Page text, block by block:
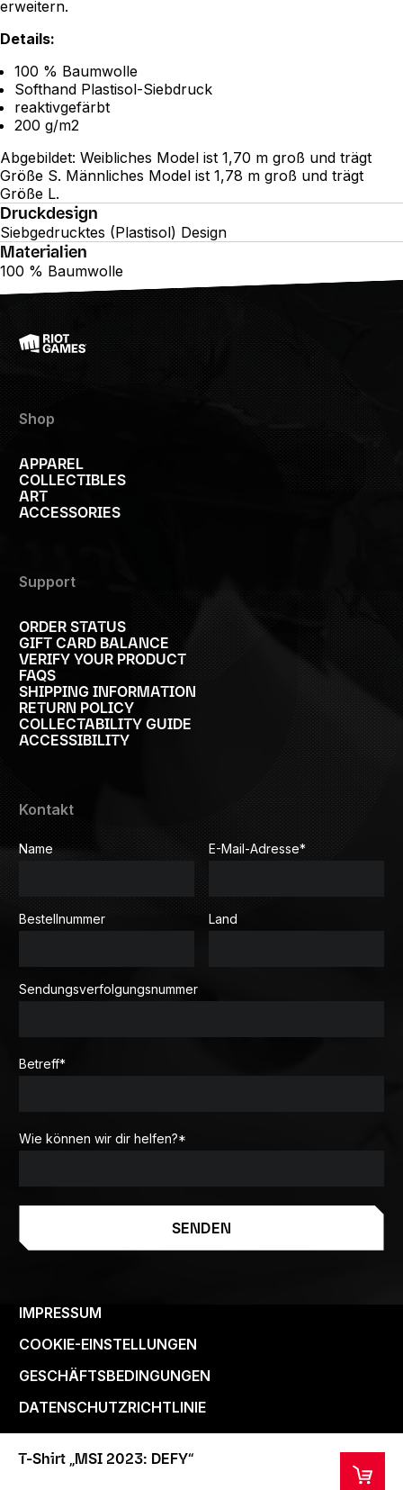
T-Shirt „MSI 2023: DEFY“
erweitern.
Details:
100 % Baumwolle
Softhand Plastisol-Siebdruck
reaktivgefärbt
200 g/m2
Abgebildet: Weibliches Model ist 1,70 m groß und trägt
Größe S. Männliches Model ist 1,78 m groß und trägt
Größe L.
Druckdesign
Siebgedrucktes (Plastisol) Design
Materialien
100 % Baumwolle
Shop
APPAREL
COLLECTIBLES
ART
ACCESSORIES
Support
ORDER STATUS
GIFT CARD BALANCE
VERIFY YOUR PRODUCT
FAQS
SHIPPING INFORMATION
RETURN POLICY
COLLECTABILITY GUIDE
ACCESSIBILITY
Kontakt
Name E-Mail-Adresse*
Bestellnummer Land
Sendungsverfolgungsnummer
Betreff*
Wie können wir dir helfen?*
SENDEN
Copyright Riot Games 2024
IMPRESSUM
COOKIE-EINSTELLUNGEN
GESCHÄFTSBEDINGUNGEN
DATENSCHUTZRICHTLINIE